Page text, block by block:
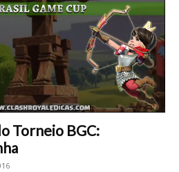
Torneio BGC: